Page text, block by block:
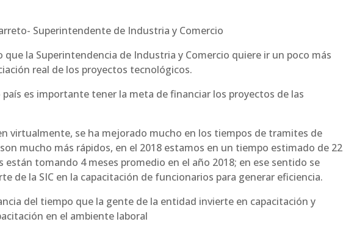
Superintendente de Industria y Comercio
la Superintendencia de Industria y Comercio quiere ir un poco más
real de los proyectos tecnológicos.
es importante tener la meta de financiar los proyectos de las
virtualmente, se ha mejorado mucho en los tiempos de tramites de
mucho más rápidos, en el 2018 estamos en un tiempo estimado de 22
están tomando 4 meses promedio en el año 2018; en ese sentido se
de la SIC en la capacitación de funcionarios para generar eficiencia.
del tiempo que la gente de la entidad invierte en capacitación y
en el ambiente laboral